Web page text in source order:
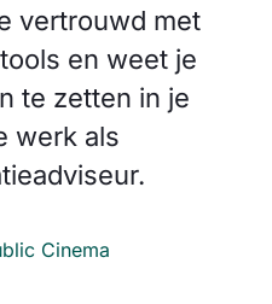
vertrouwd met
en weet je
te zetten in je
werk als
Cinema